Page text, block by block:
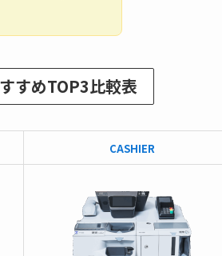
すめTOP3比較表
CASHIER